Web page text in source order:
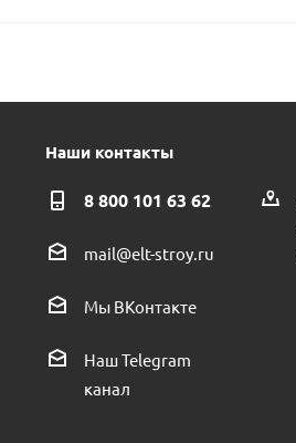
Наши контакты
8 800 101 63 62
mail@elt-stroy.ru
Мы ВКонтакте
Наш Telegram
канал